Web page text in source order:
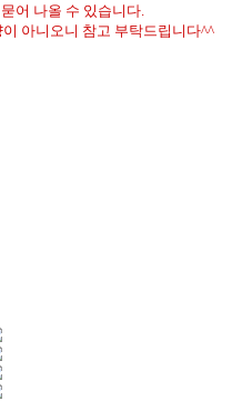
어 나올 수 있습니다.
아니오니 참고 부탁드립니다^^